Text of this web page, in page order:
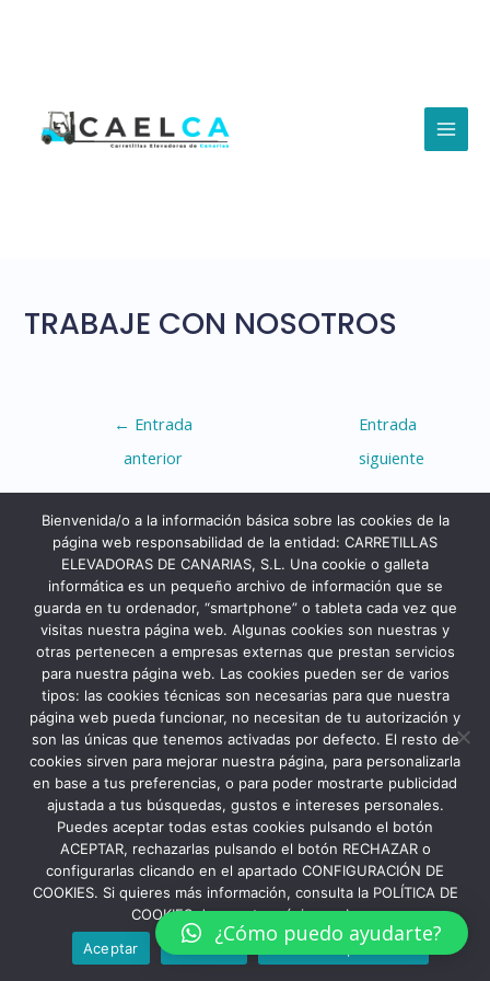
TRABAJE CON NOSOTROS
Navegación
← Entrada
anterior
Entrada
siguiente
→
¿Cómo puedo ayudarte?
Bienvenida/o a la información básica sobre las cookies de la
página web responsabilidad de la entidad: CARRETILLAS
ELEVADORAS DE CANARIAS, S.L. Una cookie o galleta
informática es un pequeño archivo de información que se
guarda en tu ordenador, “smartphone” o tableta cada vez que
visitas nuestra página web. Algunas cookies son nuestras y
otras pertenecen a empresas externas que prestan servicios
para nuestra página web. Las cookies pueden ser de varios
tipos: las cookies técnicas son necesarias para que nuestra
página web pueda funcionar, no necesitan de tu autorización y
son las únicas que tenemos activadas por defecto. El resto de
cookies sirven para mejorar nuestra página, para personalizarla
en base a tus preferencias, o para poder mostrarte publicidad
ajustada a tus búsquedas, gustos e intereses personales.
Puedes aceptar todas estas cookies pulsando el botón
ACEPTAR, rechazarlas pulsando el botón RECHAZAR o
configurarlas clicando en el apartado CONFIGURACIÓN DE
COOKIES. Si quieres más información, consulta la POLÍTICA DE
COOKIES de nuestra página web.
Aceptar
Rechazar Política de privacidad